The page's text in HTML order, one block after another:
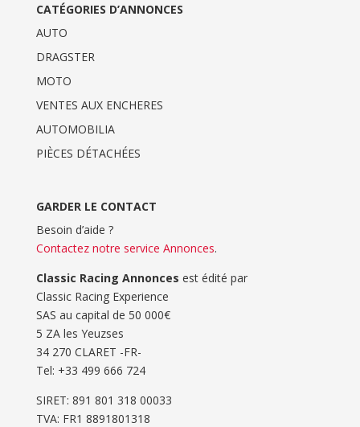
CATÉGORIES D’ANNONCES
AUTO
DRAGSTER
MOTO
VENTES AUX ENCHERES
AUTOMOBILIA
PIÈCES DÉTACHÉES
GARDER LE CONTACT
Besoin d’aide ?
Contactez notre service Annonces.
Classic Racing Annonces est édité par
Classic Racing Experience
SAS au capital de 50 000€
5 ZA les Yeuzses
34 270 CLARET -FR-
Tel: ‭+33 499 666 724‬
SIRET: 891 801 318 00033
TVA: FR1 8891801318